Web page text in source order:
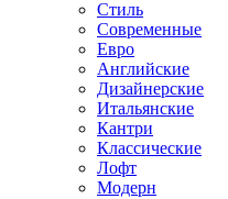
Стиль
Современные
Евро
Английские
Дизайнерские
Итальянские
Кантри
Классические
Лофт
Модерн